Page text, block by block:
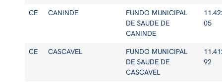
CE CANINDE
FUNDO MUNICIPAL
DE SAUDE DE
CANINDE
05
CE CASCAVEL
FUNDO MUNICIPAL
DE SAUDE DE
CASCAVEL
92